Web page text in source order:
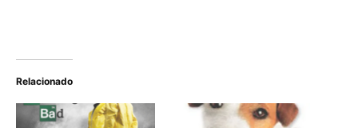
Relacionado